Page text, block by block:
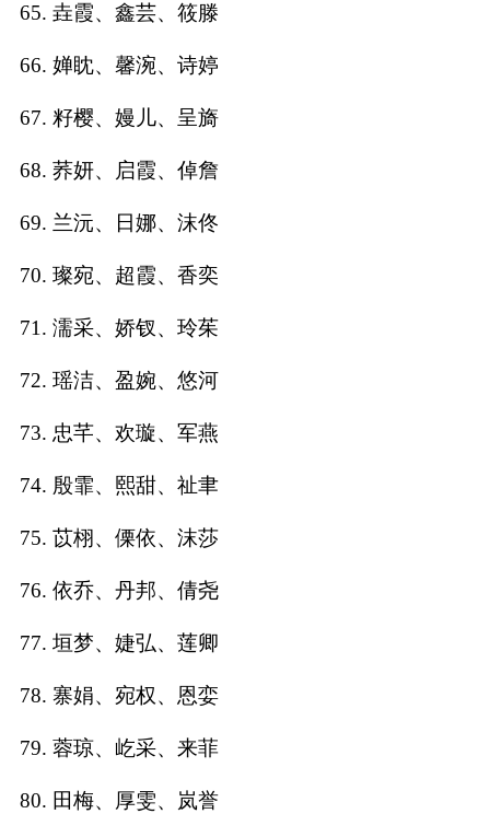
65. 垚霞、鑫芸、筱滕
66. 婵眈、馨涴、诗婷
67. 籽樱、嫚儿、呈旖
68. 荞妍、启霞、倬詹
69. 兰沅、日娜、沫佟
70. 璨宛、超霞、香奕
71. 濡采、娇钗、玲茱
72. 瑶洁、盈婉、悠河
73. 忠芊、欢璇、军燕
74. 殷霏、熙甜、祉聿
75. 苡栩、傈依、沫莎
76. 依乔、丹邦、倩尧
77. 垣梦、婕弘、莲卿
78. 寨娟、宛权、恩娈
79. 蓉琼、屹采、来菲
80. 田梅、厚雯、岚誉